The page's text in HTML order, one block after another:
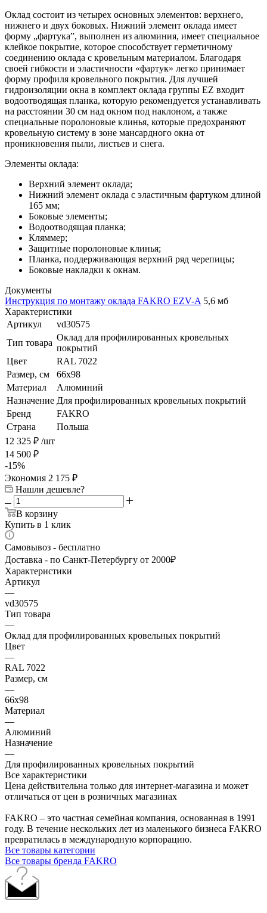
Оклад состоит из четырех основных элементов: верхнего,
нижнего и двух боковых. Нижний элемент оклада имеет
форму „фартука”, выполнен из алюминия, имеет специальное
клейкое покрытие, которое способствует герметичному
соединению оклада с кровельным материалом. Благодаря
своей гибкости и эластичности «фартук» легко принимает
форму профиля кровельного покрытия. Для лучшей
гидроизоляции окна в комплект оклада группы EZ входит
водоотводящая планка, которую рекомендуется устанавливать
на расстоянии 30 см над окном под наклоном, а также
специальные поролоновые клинья, которые предохраняют
кровельную систему в зоне мансардного окна от
проникновения пыли, листьев и снега.
Элементы оклада:
Верхний элемент оклада;
Нижний элемент оклада с эластичным фартуком длиной
165 мм;
Боковые элементы;
Водоотводящая планка;
Кляммер;
Защитные поролоновые клинья;
Планка, поддерживающая верхний ряд черепицы;
Боковые накладки к окнам.
Документы
Инструкция по монтажу оклада FAKRO EZV-A 5,6 мб
Характеристики
Артикул
vd30575
Тип товара
Оклад для профилированных кровельных
покрытий
Цвет
RAL 7022
Размер, см
66х98
Материал
Алюминий
Назначение Для профилированных кровельных покрытий
Бренд
FAKRO
Страна
Польша
12 325 ₽ /шт
14 500 ₽
-15%
Экономия 2 175 ₽
Нашли дешевле?
В корзину
Купить в 1 клик
Самовывоз - бесплатно
Доставка - по Санкт-Петербургу от 2000₽
Характеристики
Артикул
—
vd30575
Тип товара
—
Оклад для профилированных кровельных покрытий
Цвет
—
RAL 7022
Размер, см
—
66х98
Материал
—
Алюминий
Назначение
—
Для профилированных кровельных покрытий
Все характеристики
Цена действительна только для интернет-магазина и может
отличаться от цен в розничных магазинах
FAKRO – это частная семейная компания, основанная в 1991
году. В течение нескольких лет из маленького бизнеса FAKRO
превратилась в международную корпорацию.
Все товары категории
Все товары бренда FAKRO